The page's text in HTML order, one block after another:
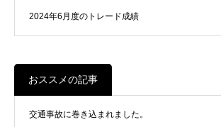
2024年6月度のトレード成績
おススメの記事
交通事故に巻き込まれました。